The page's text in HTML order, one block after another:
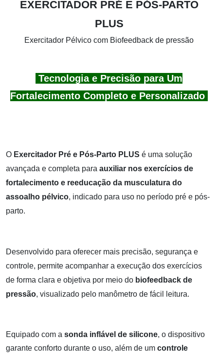
EXERCITADOR PRÉ E PÓS-PARTO
PLUS
Exercitador Pélvico com Biofeedback de pressão
Tecnologia e Precisão para Um
Fortalecimento Completo e Personalizado
O Exercitador Pré e Pós-Parto PLUS é uma solução
avançada e completa para auxiliar nos exercícios de
fortalecimento e reeducação da musculatura do
assoalho pélvico, indicado para uso no período pré e pós-
parto.
Desenvolvido para oferecer mais precisão, segurança e
controle, permite acompanhar a execução dos exercícios
de forma clara e objetiva por meio do biofeedback de
pressão, visualizado pelo manômetro de fácil leitura.
Equipado com a sonda inflável de silicone, o dispositivo
garante conforto durante o uso, além de um controle